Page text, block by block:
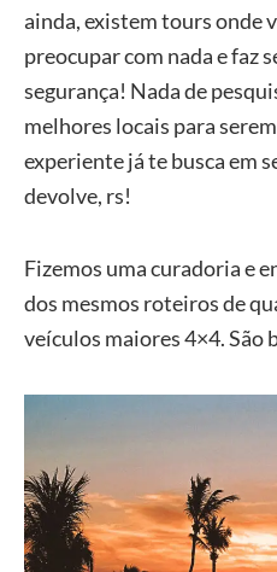
ainda, existem tours onde
preocupar com nada e faz
segurança! Nada de
melhores locais para
experiente já te busca em
devolve, rs!
Fizemos uma curadoria e
dos mesmos roteiros de
veículos maiores 4×4. São